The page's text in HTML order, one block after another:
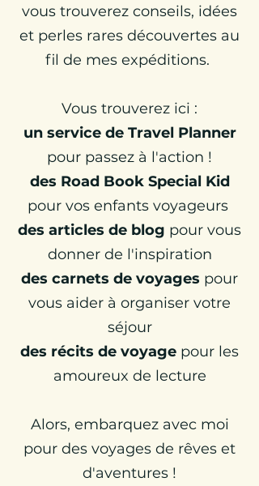
vous trouverez conseils, idées
et perles rares découvertes au
fil de mes expéditions.
Vous trouverez ici :
un service de Travel Planner
pour passez à l'action !
des Road Book Special Kid
pour vos enfants voyageurs
des articles de blog pour vous
donner de l'inspiration
des carnets de voyages pour
vous aider à organiser votre
séjour
des récits de voyage pour les
amoureux de lecture
Alors, embarquez avec moi
pour des voyages de rêves et
d'aventures !